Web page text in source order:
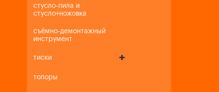
стусло-пила и
стусло+ножовка
съёмно-демонтажный
инструмент
тиски
топоры